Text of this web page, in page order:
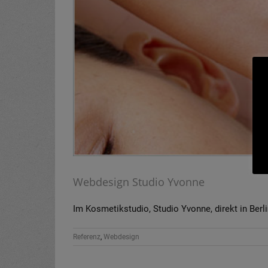
Webdesign Studio Yvonne
Im Kosmetikstudio, Studio Yvonne, direkt in
Referenz, Webdesign